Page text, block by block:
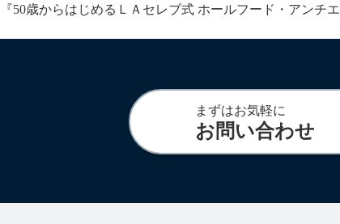
『50歳からはじめるＬＡセレブ式 ホールフード・アンチ
まずはお気軽に
お問い合わせ